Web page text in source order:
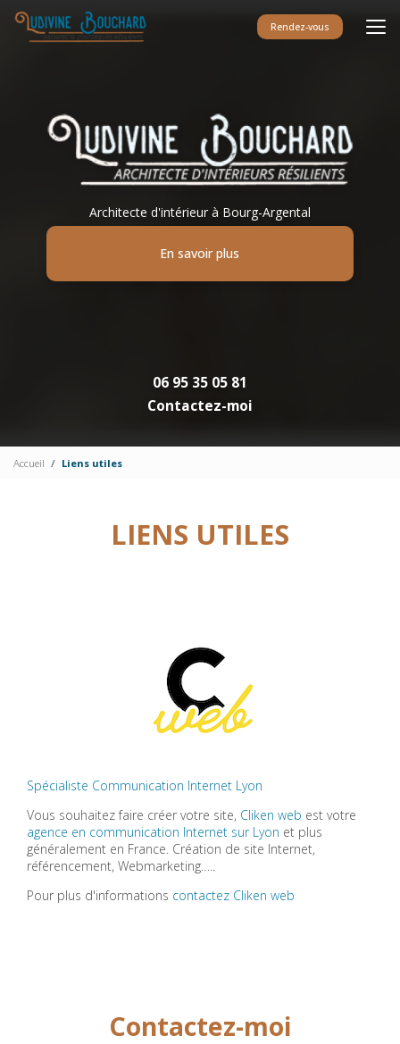
Aller
contenu
Rendez-vous
Architecte d'intérieur à Bourg-Argental
En savoir plus
06 95 35 05 81
Contactez-moi
Accueil Liens utiles
LIENS UTILES
Spécialiste Communication Internet Lyon
Vous souhaitez faire créer votre site, Cliken web est votre
agence en communication Internet sur Lyon et plus
généralement en France. Création de site Internet,
référencement, Webmarketing…..
Pour plus d'informations contactez Cliken web
Contactez-moi